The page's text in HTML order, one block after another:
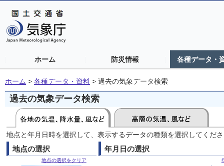
ホーム 防災情報 各種データ・
ホーム > 各種データ・資料 > 過去の気象データ検索
過去の気象データ検索
地点と年月日時を選択して、表示するデータの種類を選択してくだ
地点の選択
地点の選択をクリア
年月日の選択